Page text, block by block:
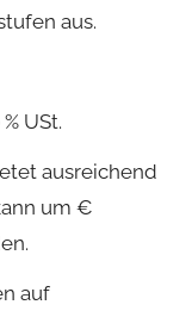
aus.
USt.
ausreichend
um €
auf